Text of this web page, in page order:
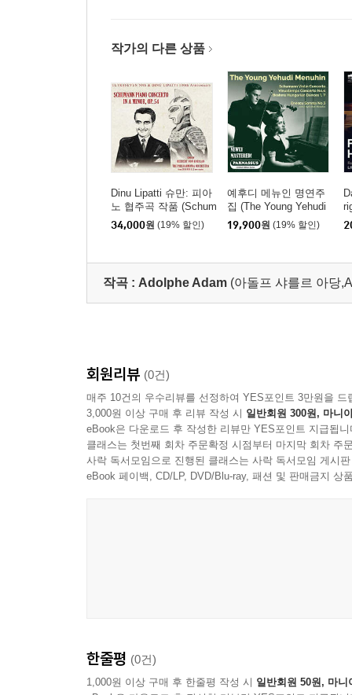
작가의 다른 상품
Dinu Lipatti 슈만: 피아
노 협주곡 작품 (Schum
ann: Piano concerto)
[UHQCD]
34,000원 (19% 할인)
예후디 메뉴인 명연주
집 (The Young Yehudi
Menuhin)
19,900원 (19% 할인)
작곡 : Adolphe Adam (아돌프 샤를르 아당
회원리뷰 (0건)
매주 10건의 우수리뷰를 선정하여 YES포인트 3만원을 드
3,000원 이상 구매 후 리뷰 작성 시 일반회원 300원, 마니
eBook은 다운로드 후 작성한 리뷰만 YES포인트 지급됩니
클래스는 첫번째 회차 주문확정 시점부터 마지막 회차 주
사락 독서모임으로 진행된 클래스는 사락 독서모임 게시
eBook 페이백, CD/LP, DVD/Blu-ray, 패션 및 판매금지 상
한줄평 (0건)
1,000원 이상 구매 후 한줄평 작성 시 일반회원 50원, 마니